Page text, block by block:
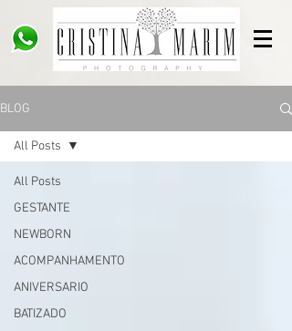
BLOG
All Posts
GESTANTE
NEWBORN
ACOMPANHAMENTO
ANIVERSARIO
BATIZADO
All Posts